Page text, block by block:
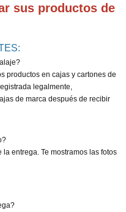
sus productos de
productos en cajas y cartones de
legalmente,
de marca después de recibir
entrega. Te mostramos las fotos